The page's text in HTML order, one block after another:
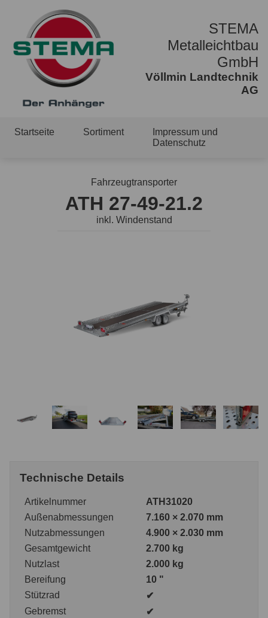
STEMA
Metalleichtbau
GmbH
Völlmin Landtechnik
AG
Startseite Sortiment
Impressum und
Datenschutz
Fahrzeugtransporter
ATH 27-49-21.2
inkl. Windenstand
Technische Details
Artikelnummer
ATH31020
Außenabmessungen
7.160 × 2.070 mm
Nutzabmessungen
4.900 × 2.030 mm
Gesamtgewicht
2.700 kg
Nutzlast
2.000 kg
Bereifung
10 "
Stützrad
✔
Gebremst
✔